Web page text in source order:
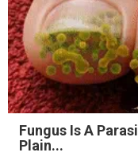
Fungus Is A
Plain...